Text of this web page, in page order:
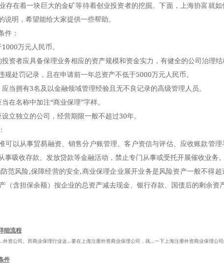
存在着一块巨大的金矿等待着创业投资者的挖掘。下面，上海协富就
明，希望能给大家提供一些帮助。
：
万元人民币。
者应具备保理业务相应的资产规模和资金实力，有健全的公司治理结
规处罚记录，且在申请前一年总资产不低于5000万元人民币。
拥有3名及以金融领域管理经验且无不良记录的高级管理人员。
名称中加注“商业保理”字样。
独立的公司，经营期限一般不超过30年。
以从事贸易融资、销售分户账管理、客户资信与评估、应收账款管理
事吸收存款、发放贷款等金融活动，禁止专门从事或受托开展催收业务。
风险,保障经营的安全,商业保理企业展开业务是风险资产一般不得超
（含担保余额）按企业的总资产减去现金、银行存款、国债后的剩余资产
细流程
资公司。而商业保理行业这...要在上海注册外资商业保理公司，就...一下上海注册外资商业保理公司
件